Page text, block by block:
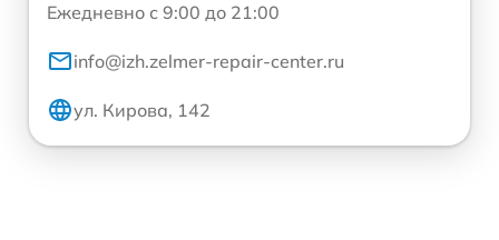
Ежедневно с 9:00 до 21:00
info@izh.zelmer-repair-center.ru
ул. Кирова, 142